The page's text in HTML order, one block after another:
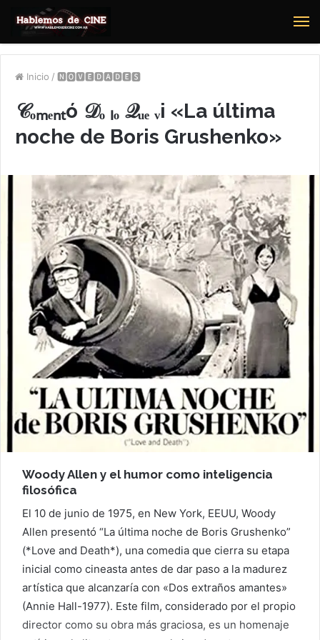
Inicio / 🅽🅾🆅🅴🅳🅰🅳🅴🆂
𝒞ₒₘₑₙₜó 𝒟ₒ ₗₒ 𝒬ᵤₑ ᵥi «La última
noche de Boris Grushenko»
Woody Allen y el humor como inteligencia
filosófica
El 10 de junio de 1975, en New York, EEUU, Woody
Allen presentó “La última noche de Boris Grushenko”
(*Love and Death*), una comedia que cierra su etapa
inicial como cineasta antes de dar paso a la madurez
artística que alcanzaría con «Dos extraños amantes»
(Annie Hall-1977). Este film, considerado por el propio
director como su obra más graciosa, es un homenaje